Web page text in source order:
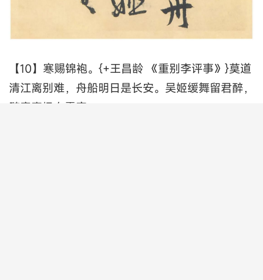
【10】寒赐锦袍。{+王昌龄 《重别李评事》}莫道
清江离别难，舟船明日是长安。吴姬缓舞留君醉，
随意青枫白露寒。